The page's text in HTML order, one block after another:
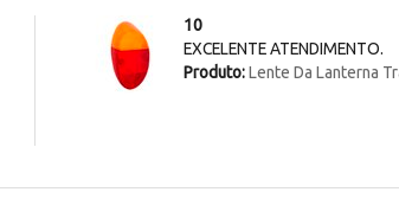
10
EXCELENTE ATENDIMENTO.
Produto:Lente Da Lanterna